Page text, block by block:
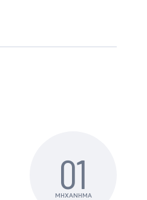
01
ΜΗΧΑΝΗΜΑ